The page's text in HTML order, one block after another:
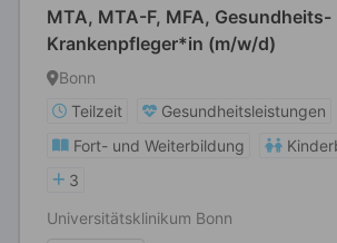
MTA, MTA-F, MFA, Gesundheits-
Krankenpfleger*in (m/w/d)
Bonn
Teilzeit
Gesundheitsleistungen
Fort- und Weiterbildung
3
Universitätsklinikum Bonn